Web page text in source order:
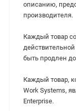
описанию,
производителя.
Каждый товар
быть продлен
Каждый товар,
Work Systems,
Enterprise.